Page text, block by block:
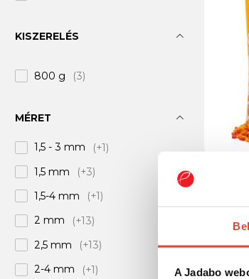
A Jadabo
KISZERELÉS
800 g (3)
MÉRET
1,5 - 3 mm
(+1)
1,5 mm
(+3)
1,5-4 mm
(+1)
2 mm
(+13)
2,5 mm
(+13)
2-4 mm
(+1)
1